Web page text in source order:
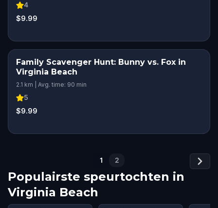
4
$9.99
Family Scavenger Hunt: Bunny vs. Fox in
Virginia Beach
2.1 km | Avg. time: 90 min
5
$9.99
1 2
Populairste speurtochten in
Virginia Beach